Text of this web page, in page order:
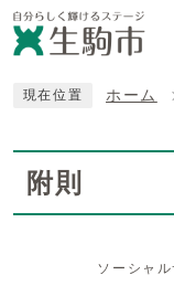
現在位置 ホーム
附則
ソーシャ